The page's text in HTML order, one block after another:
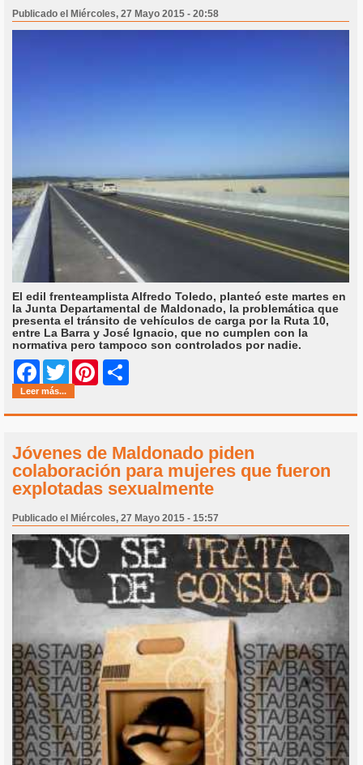
Publicado el Miércoles, 27 Mayo 2015 - 20:58
El edil frenteamplista Alfredo Toledo, planteó este martes en
la Junta Departamental de Maldonado, la problemática que
presenta el tránsito de vehículos de carga por la Ruta 10,
entre La Barra y José Ignacio, que no cumplen con la
normativa pero tampoco son controlados por nadie.
Facebook
Twitter Pinterest
Leer más...
Jóvenes de Maldonado piden
colaboración para mujeres que fueron
explotadas sexualmente
Publicado el Miércoles, 27 Mayo 2015 - 15:57